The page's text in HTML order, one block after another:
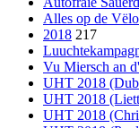
Alles op de
2018 217
Vu Miersch an
UHT 2018
UHT 2018
UHT 2018